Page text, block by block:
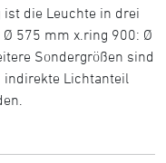
die Leuchte in drei
575 mm x.ring 900: Ø
Sondergrößen sind
indirekte Lichtanteil